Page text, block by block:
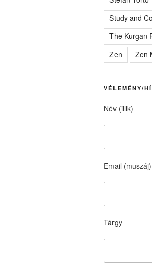
Study and
The Kurgan
Zen
Zen
VÉLEMÉNY/
Név (illik)
Email (muszáj)
Tárgy